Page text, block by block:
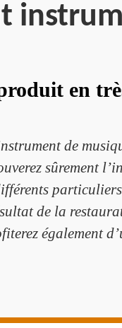
en
de
sûrement
de la
également